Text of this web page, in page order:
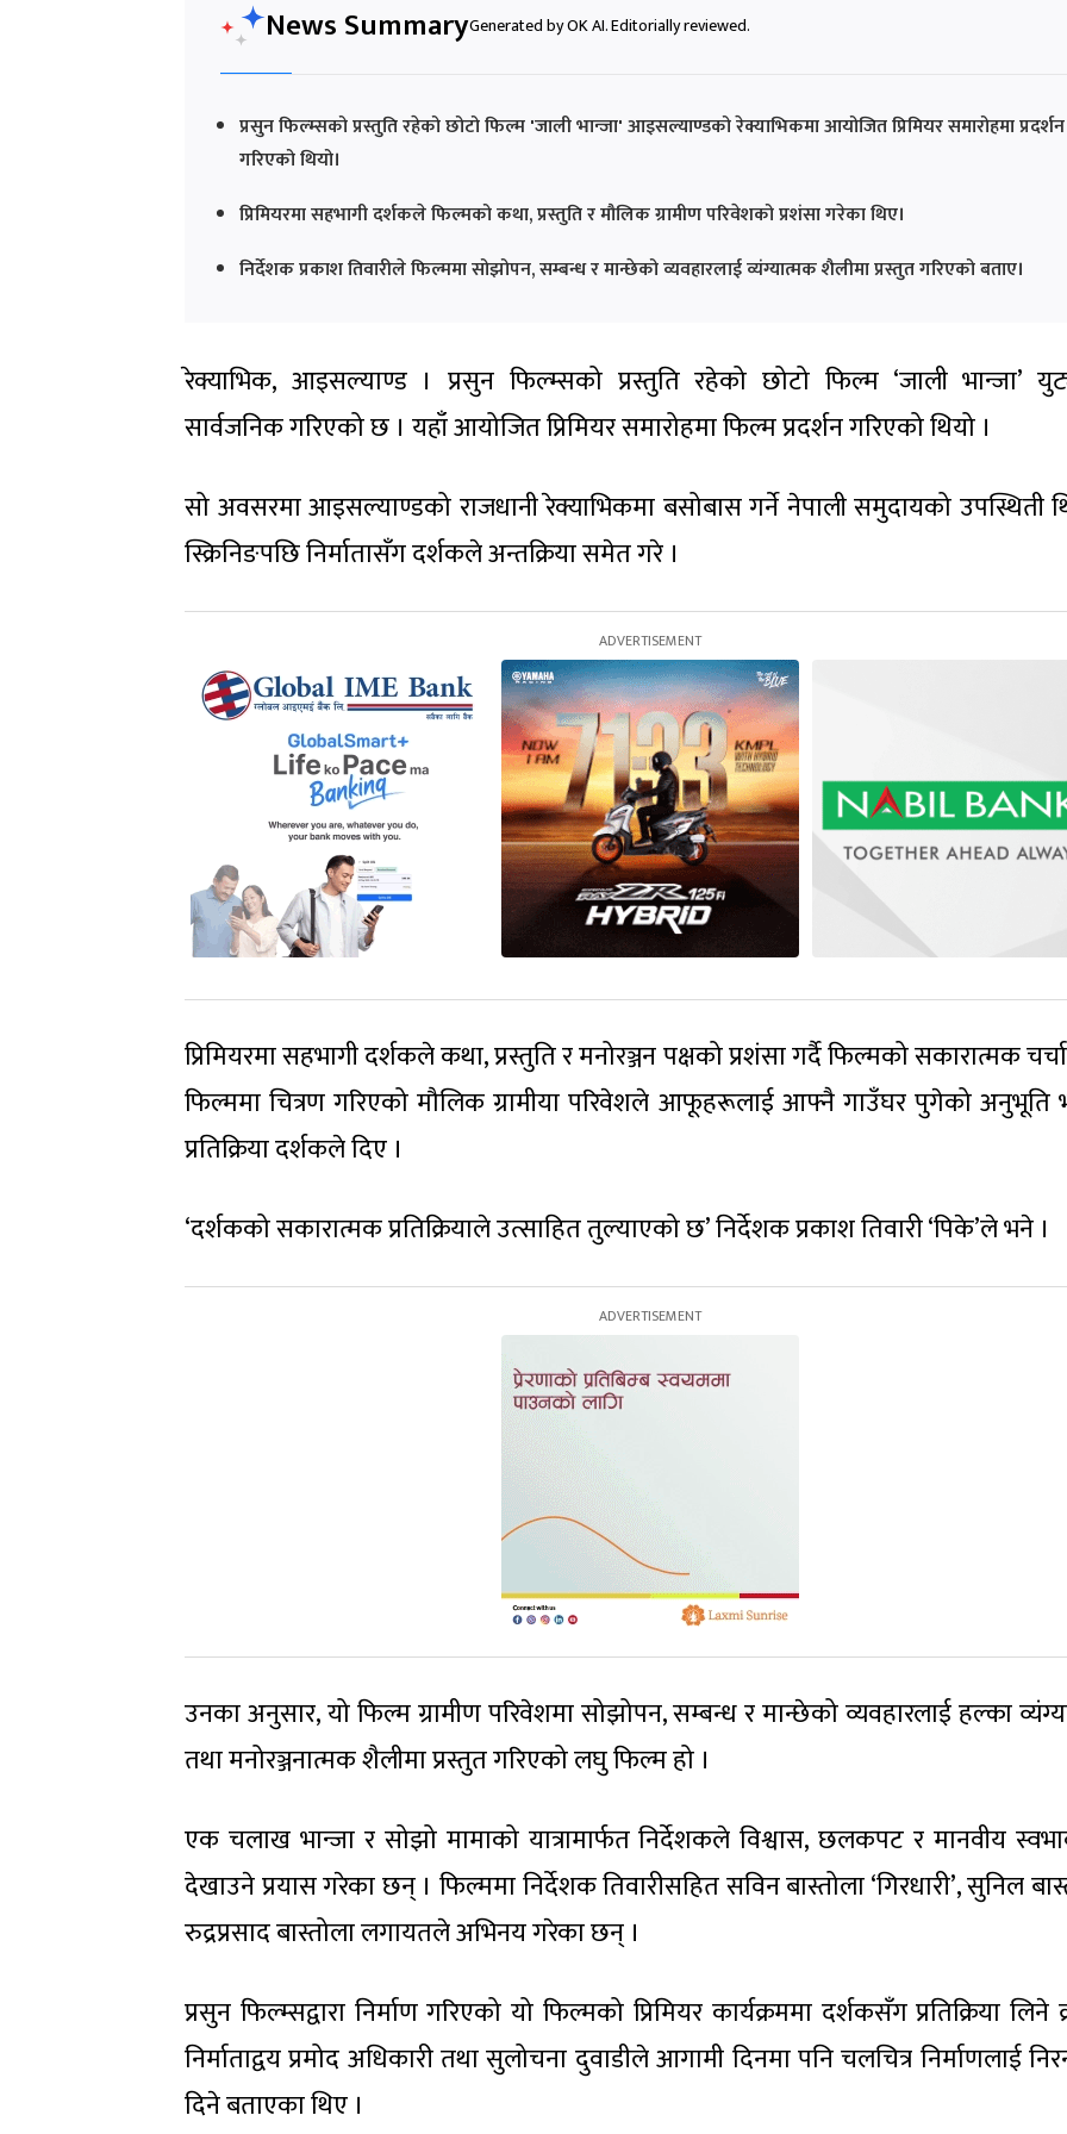
News SummaryGenerated by OK AI. Editorially reviewed.
प्रसुन फिल्म्सको प्रस्तुति रहेको छोटो फिल्म 'जाली भान्जा' आइसल्याण्डको रेक्याभिकमा आयोजित प्रिमियर समारोहमा प्रदर्शन
गरिएको थियो।
प्रिमियरमा सहभागी दर्शकले फिल्मको कथा, प्रस्तुति र मौलिक ग्रामीण परिवेशको प्रशंसा गरेका थिए।
निर्देशक प्रकाश तिवारीले फिल्ममा सोझोपन, सम्बन्ध र मान्छेको व्यवहारलाई व्यंग्यात्मक शैलीमा प्रस्तुत गरिएको बताए।
रेक्याभिक, आइसल्याण्ड । प्रसुन फिल्म्सको प्रस्तुति रहेको छोटो फिल्म ‘जाली भान्जा’
सार्वजनिक गरिएको छ । यहाँ आयोजित प्रिमियर समारोहमा फिल्म प्रदर्शन गरिएको थियो ।
सो अवसरमा आइसल्याण्डको राजधानी रेक्याभिकमा बसोबास गर्ने नेपाली समुदायको उपस्थिती
स्क्रिनिङपछि निर्मातासँग दर्शकले अन्तक्रिया समेत गरे ।
प्रिमियरमा सहभागी दर्शकले कथा, प्रस्तुति र मनोरञ्जन पक्षको प्रशंसा गर्दै फिल्मको सकारात्मक
फिल्ममा चित्रण गरिएको मौलिक ग्रामीया परिवेशले आफूहरूलाई आफ्नै गाउँघर पुगेको अनुभूति
प्रतिक्रिया दर्शकले दिए ।
‘दर्शकको सकारात्मक प्रतिक्रियाले उत्साहित तुल्याएको छ’ निर्देशक प्रकाश तिवारी ‘पिके’ले भने ।
उनका अनुसार, यो फिल्म ग्रामीण परिवेशमा सोझोपन, सम्बन्ध र मान्छेको व्यवहारलाई हल्का
तथा मनोरञ्जनात्मक शैलीमा प्रस्तुत गरिएको लघु फिल्म हो ।
एक चलाख भान्जा र सोझो मामाको यात्रामार्फत निर्देशकले विश्वास, छलकपट र मानवीय
देखाउने प्रयास गरेका छन् । फिल्ममा निर्देशक तिवारीसहित सविन बास्तोला ‘गिरधारी’, सुनिल
रुद्रप्रसाद बास्तोला लगायतले अभिनय गरेका छन् ।
प्रसुन फिल्म्सद्वारा निर्माण गरिएको यो फिल्मको प्रिमियर कार्यक्रममा दर्शकसँग प्रतिक्रिया लिने
निर्माताद्वय प्रमोद अधिकारी तथा सुलोचना दुवाडीले आगामी दिनमा पनि चलचित्र निर्माणलाई
दिने बताएका थिए ।